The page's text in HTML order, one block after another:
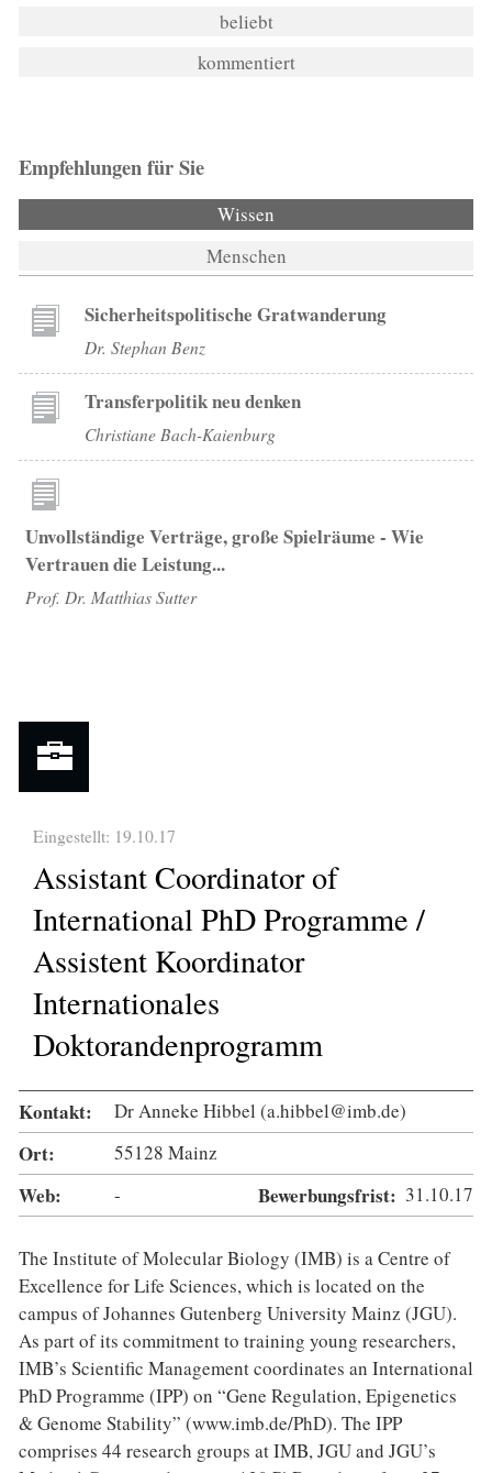
beliebt
kommentiert
Empfehlungen für Sie
Wissen
Menschen
Sicherheitspolitische Gratwanderung
Dr. Stephan Benz
Transferpolitik neu denken
Christiane Bach-Kaienburg
Unvollständige Verträge, große Spielräume - Wie
Vertrauen die Leistung...
Prof. Dr. Matthias Sutter
Eingestellt: 19.10.17
Assistant Coordinator of
International PhD Programme /
Assistent Koordinator
Internationales
Doktorandenprogramm
Kontakt: Dr Anneke Hibbel (a.hibbel@imb.de)
Ort: 55128 Mainz
Web: - Bewerbungsfrist: 31.10.17
The Institute of Molecular Biology (IMB) is a Centre of
Excellence for Life Sciences, which is located on the
campus of Johannes Gutenberg University Mainz (JGU).
As part of its commitment to training young researchers,
IMB’s Scientific Management coordinates an International
PhD Programme (IPP) on “Gene Regulation, Epigenetics
& Genome Stability” (www.imb.de/PhD). The IPP
comprises 44 research groups at IMB, JGU and JGU’s